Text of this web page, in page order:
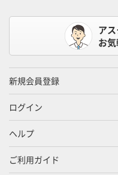
ア
お
新規会員登録
ログイン
ヘルプ
ご利用ガイド